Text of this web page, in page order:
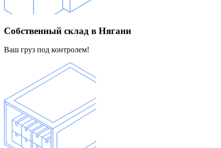
Собственный склад в Нягани
Ваш груз под контролем!